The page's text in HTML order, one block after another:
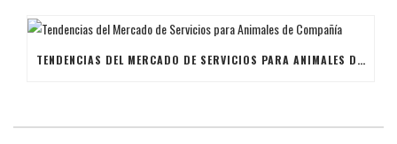
TENDENCIAS DEL MERCADO DE SERVICIOS PARA ANIMALES DE COMPAÑÍA